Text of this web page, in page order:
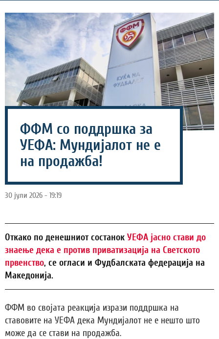
ФФМ со поддршка за
УЕФА: Мундијалот не е
на продажба!
30 јули 2026 - 19:19
Откако по денешниот состанок УЕФА јасно стави до
знаење дека е против приватизација на Светското
првенство, се огласи и Фудбалската федерација на
Македонија.
ФФМ во својата реакција изрази поддршка на
ставовите на УЕФА дека Мундијалот не е нешто што
може да се стави на продажба.